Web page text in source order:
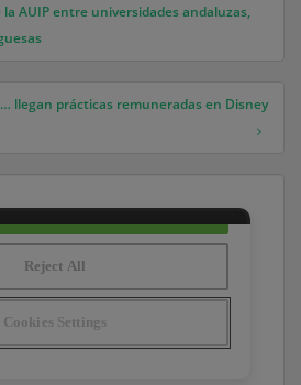
entradas
la AUIP entre universidades andaluzas,
llegan prácticas remuneradas en Disney